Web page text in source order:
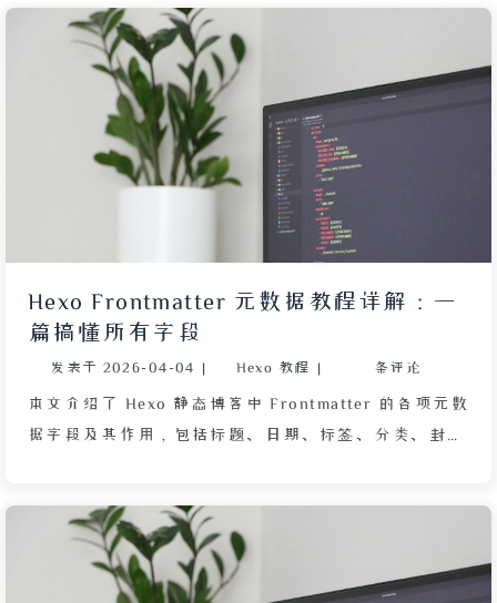
Hexo Frontmatter 元数据教程详解：一
篇搞懂所有字段
发表于 2026-04-04 | Hexo 教程 | 条评论
本文介绍了 Hexo 静态博客中 Frontmatter 的各项元数
据字段及其作用，包括标题、日期、标签、分类、封
管理文章信息，并控制文章在网站中的显示方式与排
序。文章详细解释了每个字段的配置方法，例如封面使
用 cover 关键字、置顶通过 sticky 设置数值等，旨在